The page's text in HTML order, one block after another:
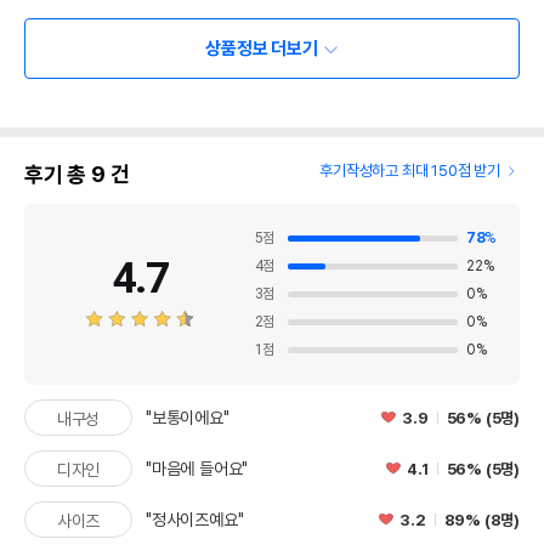
상품정보 더보기
후기 총 9 건 후기작성하고 최대 150점 받기
4.7
5점 78%
4점 22%
3점 0%
2점 0%
1 점 0%
내구성 "보통이에요" 3.9 56% (5명)
디자인 "마음에 들어요" 4.1 56% (5명)
사이즈 "정사이즈예요" 3.2 89% (8명)